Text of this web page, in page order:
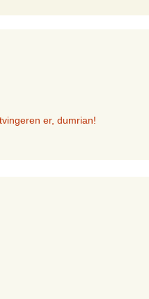
er, dumrian!